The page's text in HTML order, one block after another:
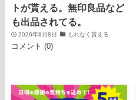
トが貰える。無印良品など
も出品されてる。
2026年8月8日 もれなく貰える
コメント (0)